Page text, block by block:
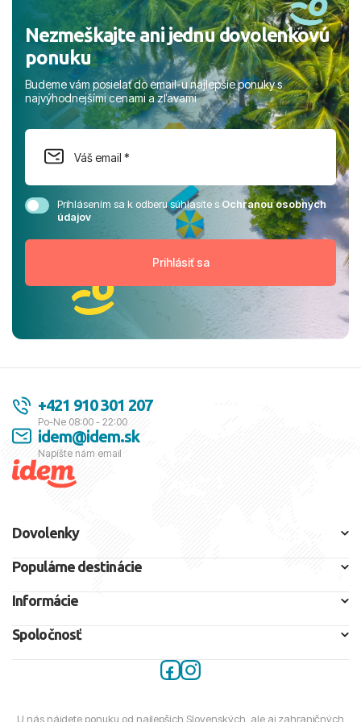
Nezmeškajte ani jednu dovolenkovú
ponuku
Budeme vám posielať do email-u najlepšie ponuky s
najvýhodnejšími cenami a zľavami
Prihlásením sa k odberu súhlasíte sOchranou osobných
údajov
+421 910 301 207
Po-Ne 08:00 - 22:00
idem@idem.sk
Napíšte nám email
Dovolenky
Populárne destinácie
Informácie
Spoločnosť
U nás nájdete ponuku od najlepších Slovenských, ale aj zahraničných